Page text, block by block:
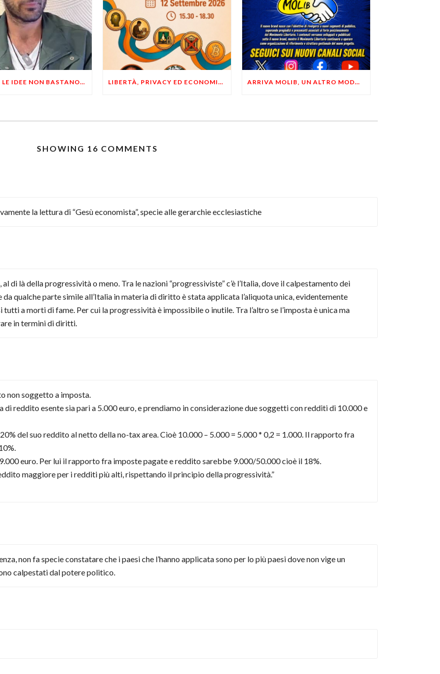
LIBERTÀ, LE IDEE NON BASTANO! SERVONO ESEMPI E UN PO’ DI COERENZA LIBERTÀ, PRIVACY ED ECONOMIA DEL BUON SENSO: FACCO E MUSUMECI A CASALECCHIO DI RENO (BO) ARRIVA MOLIB, UN ALTRO MODO DI COMUNICARE LIBERTARIO
SHOWING 16 COMMENTS
la lettura di “Gesù economista”, specie alle gerarchie ecclesiastiche
di là della progressività o meno. Tra le nazioni “progressiviste” c’è l’Italia, dove il calpestamento dei
qualche parte simile all’Italia in materia di diritto è stata applicata l’aliquota unica, evidentemente
a morti di fame. Per cui la progressività è impossibile o inutile. Tra l’altro se l’imposta è unica ma
in termini di diritti.
non soggetto a imposta.
di reddito esente sia pari a 5.000 euro, e prendiamo in considerazione due soggetti con redditi di 10.000 e
del suo reddito al netto della no-tax area. Cioè 10.000 – 5.000 = 5.000 * 0,2 = 1.000. Il rapporto fra
euro. Per lui il rapporto fra imposte pagate e reddito sarebbe 9.000/50.000 cioè il 18%.
maggiore per i redditi più alti, rispettando il principio della progressività.”
non fa specie constatare che i paesi che l’hanno applicata sono per lo più paesi dove non vige un
calpestati dal potere politico.